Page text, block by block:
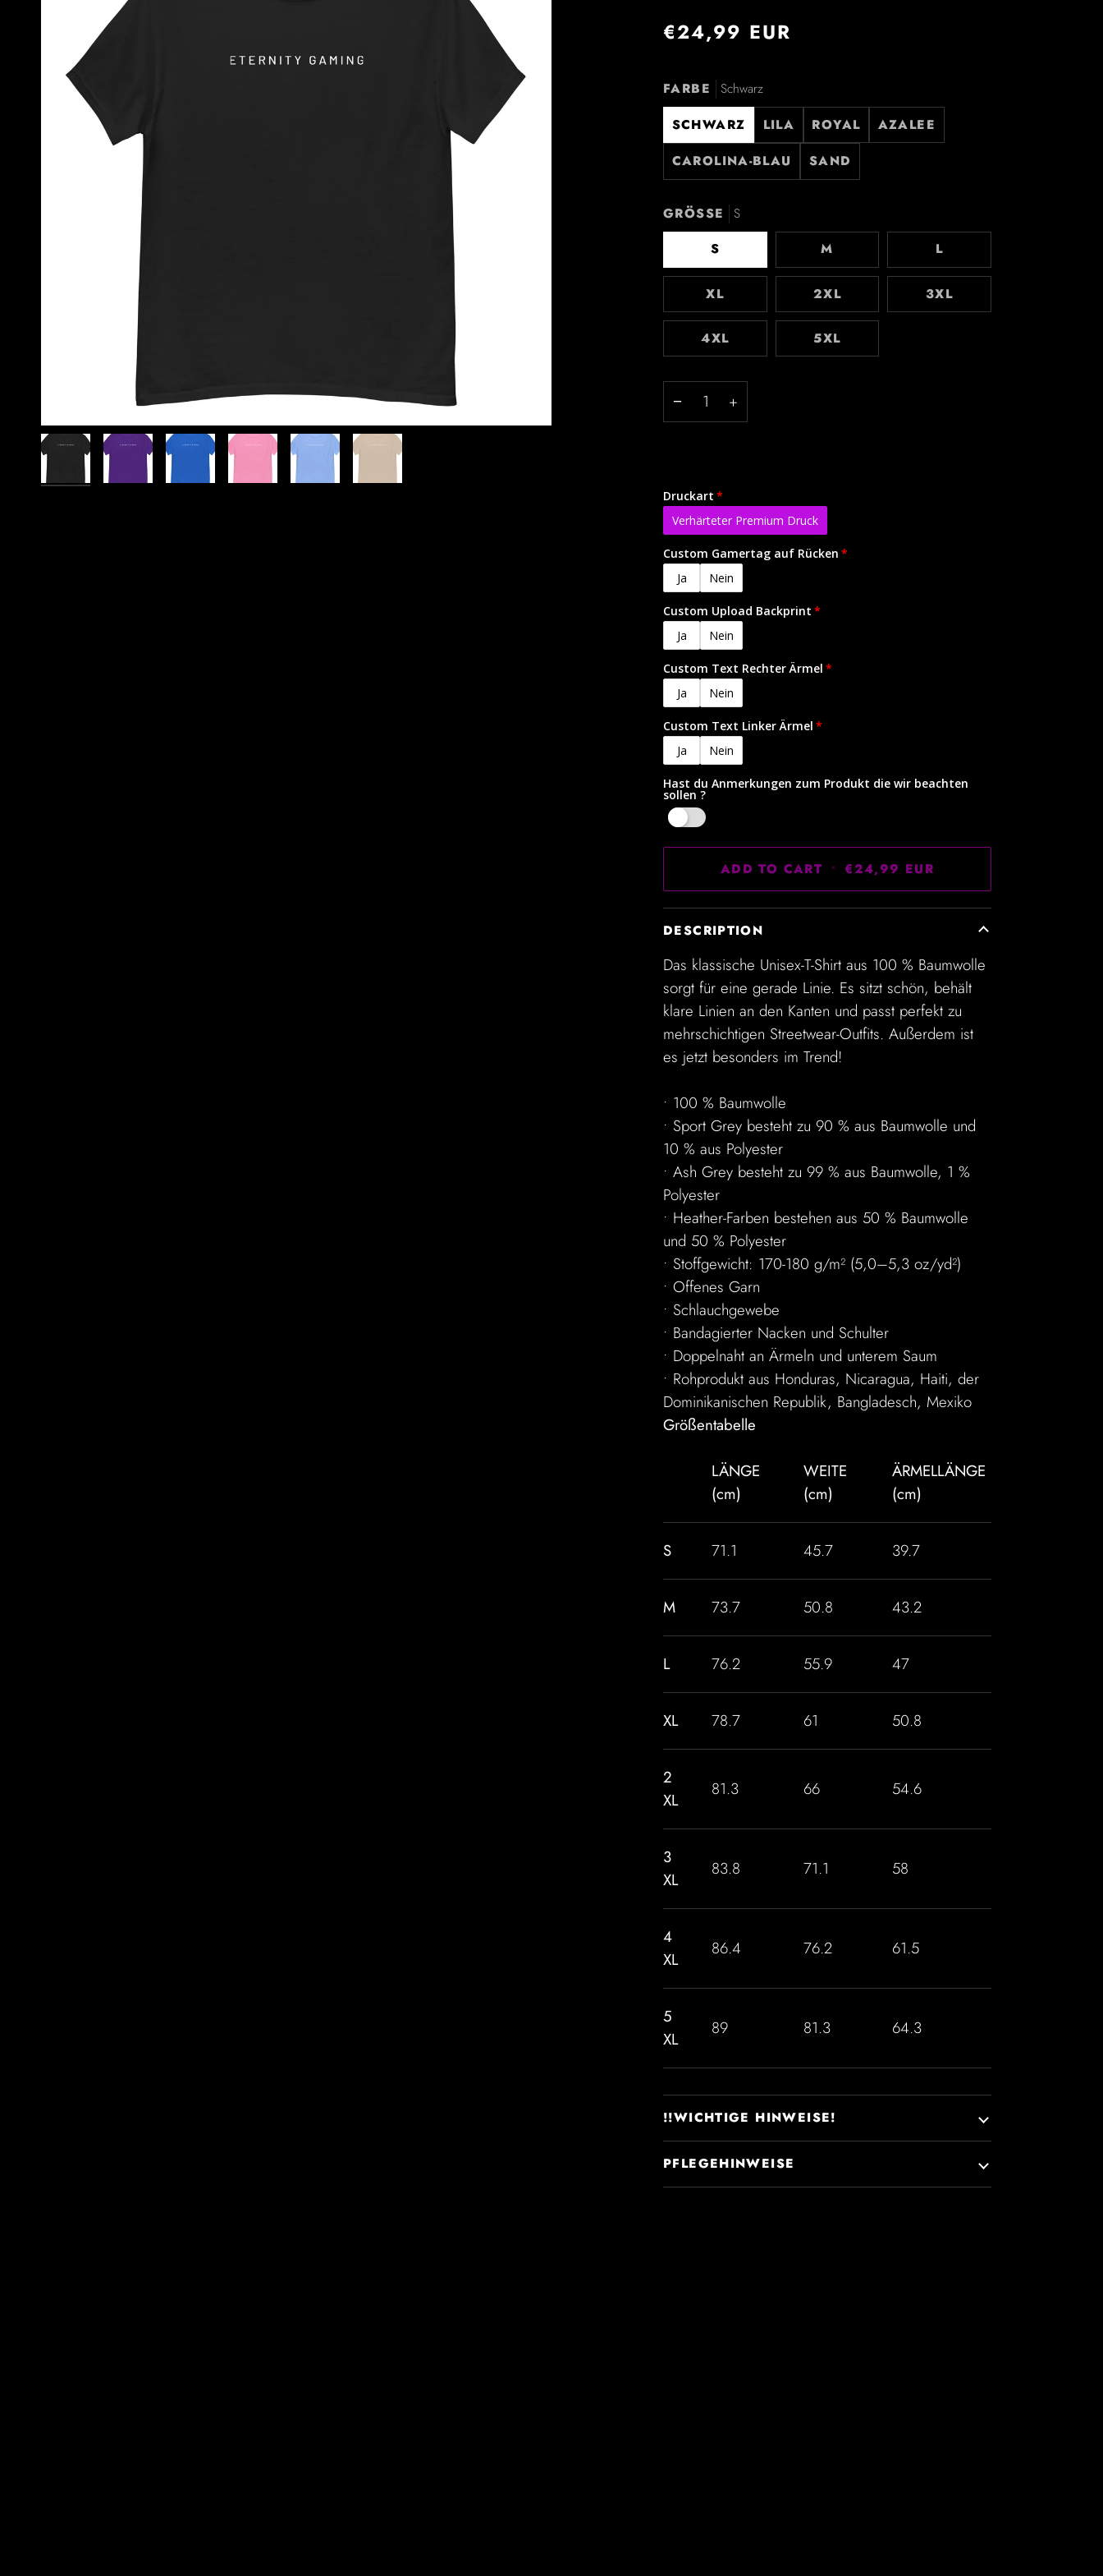
€24,99 EUR
FARBE
Schwarz
SCHWARZ
LILA ROYAL AZALEE
CAROLINA-BLAU SAND
GRÖSSE
S
S
M L
XL 2XL 3XL
4XL 5XL
− +
Druckart
Verhärteter Premium Druck
Custom Gamertag auf Rücken
Ja
Nein
Custom Upload Backprint
Ja
Nein
Custom Text Rechter Ärmel
Ja
Nein
Custom Text Linker Ärmel
Ja
Nein
Hast du Anmerkungen zum Produkt die wir beachten
sollen ?
ADD TO CART • €24,99 EUR
DESCRIPTION
Das klassische Unisex-T-Shirt aus 100 % Baumwolle
sorgt für eine gerade Linie. Es sitzt schön, behält
klare Linien an den Kanten und passt perfekt zu
mehrschichtigen Streetwear-Outfits. Außerdem ist
es jetzt besonders im Trend!
• 100 % Baumwolle
• Sport Grey besteht zu 90 % aus Baumwolle und
10 % aus Polyester
• Ash Grey besteht zu 99 % aus Baumwolle, 1 %
Polyester
• Heather-Farben bestehen aus 50 % Baumwolle
und 50 % Polyester
• Stoffgewicht: 170-180 g/m² (5,0–5,3 oz/yd²)
• Offenes Garn
• Schlauchgewebe
• Bandagierter Nacken und Schulter
• Doppelnaht an Ärmeln und unterem Saum
• Rohprodukt aus Honduras, Nicaragua, Haiti, der
Dominikanischen Republik, Bangladesch, Mexiko
Größentabelle
LÄNGE
(cm)
WEITE
(cm)
ÄRMELLÄNGE
(cm)
S 71.1 45.7 39.7
M 73.7 50.8 43.2
L 76.2 55.9 47
XL 78.7 61 50.8
2
XL
81.3 66 54.6
3
XL
83.8 71.1 58
4
XL
86.4 76.2 61.5
5
XL
89 81.3 64.3
!!WICHTIGE HINWEISE!
PFLEGEHINWEISE